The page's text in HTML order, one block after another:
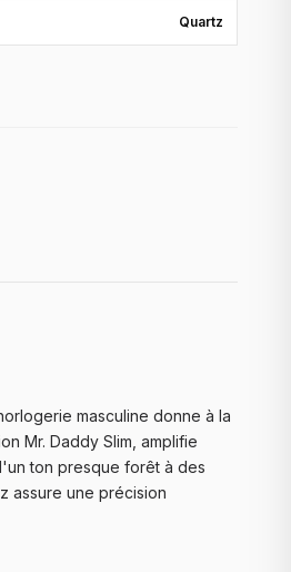
Quartz
masculine donne à la
Mr. Daddy Slim, amplifie
ton presque forêt à des
assure une précision